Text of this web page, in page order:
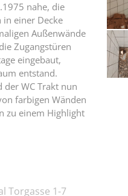
nahe, die
einer Decke
Außenwände
Zugangstüren
eingebaut,
entstand.
der WC Trakt nun
farbigen Wänden
zu einem Highlight
Torgasse 1-7